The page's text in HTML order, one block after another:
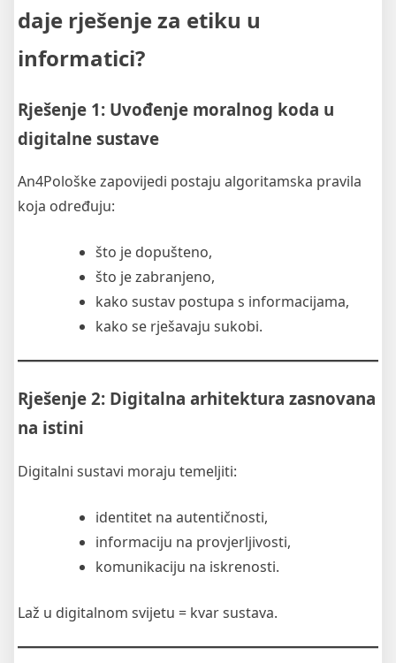
daje rješenje za etiku u
informatici?
Rješenje 1: Uvođenje moralnog koda u
digitalne sustave
An4Pološke zapovijedi postaju algoritamska pravila
koja određuju:
što je dopušteno,
što je zabranjeno,
kako sustav postupa s informacijama,
kako se rješavaju sukobi.
Rješenje 2: Digitalna arhitektura zasnovana
na istini
Digitalni sustavi moraju temeljiti:
identitet na autentičnosti,
informaciju na provjerljivosti,
komunikaciju na iskrenosti.
Laž u digitalnom svijetu = kvar sustava.